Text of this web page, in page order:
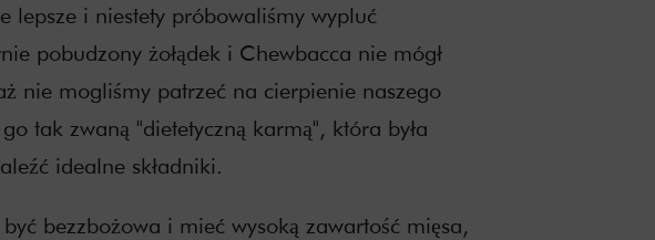
lepsze i niestety próbowaliśmy wypluć
pobudzony żołądek i Chewbacca nie mógł
nie mogliśmy patrzeć na cierpienie naszego
tak zwaną "dietetyczną karmą", która była
idealne składniki.
bezzbożowa i mieć wysoką zawartość mięsa,